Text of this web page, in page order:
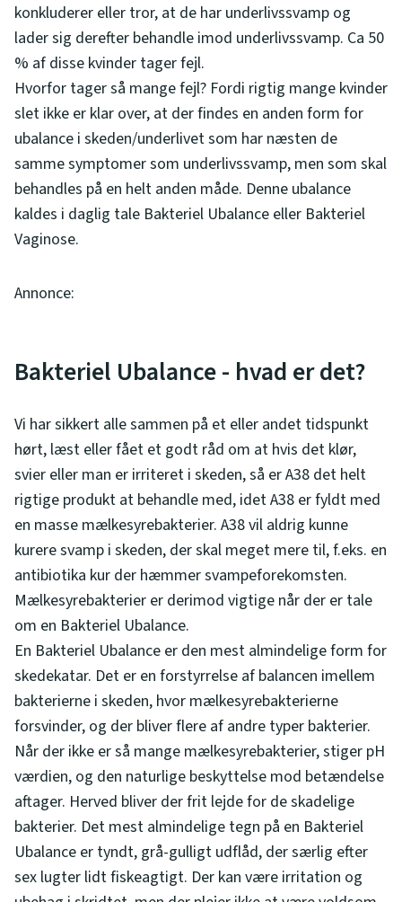
konkluderer eller tror, at de har underlivssvamp og
lader sig derefter behandle imod underlivssvamp. Ca 50
% af disse kvinder tager fejl.
Hvorfor tager så mange fejl? Fordi rigtig mange kvinder
slet ikke er klar over, at der findes en anden form for
ubalance i skeden/underlivet som har næsten de
samme symptomer som underlivssvamp, men som skal
behandles på en helt anden måde. Denne ubalance
kaldes i daglig tale Bakteriel Ubalance eller Bakteriel
Vaginose.
Annonce:
Bakteriel Ubalance - hvad er det?
Vi har sikkert alle sammen på et eller andet tidspunkt
hørt, læst eller fået et godt råd om at hvis det klør,
svier eller man er irriteret i skeden, så er A38 det helt
rigtige produkt at behandle med, idet A38 er fyldt med
en masse mælkesyrebakterier. A38 vil aldrig kunne
kurere svamp i skeden, der skal meget mere til, f.eks. en
antibiotika kur der hæmmer svampeforekomsten.
Mælkesyrebakterier er derimod vigtige når der er tale
om en Bakteriel Ubalance.
En Bakteriel Ubalance er den mest almindelige form for
skedekatar. Det er en forstyrrelse af balancen imellem
bakterierne i skeden, hvor mælkesyrebakterierne
forsvinder, og der bliver flere af andre typer bakterier.
Når der ikke er så mange mælkesyrebakterier, stiger pH
værdien, og den naturlige beskyttelse mod betændelse
aftager. Herved bliver der frit lejde for de skadelige
bakterier. Det mest almindelige tegn på en Bakteriel
Ubalance er tyndt, grå-gulligt udflåd, der særlig efter
sex lugter lidt fiskeagtigt. Der kan være irritation og